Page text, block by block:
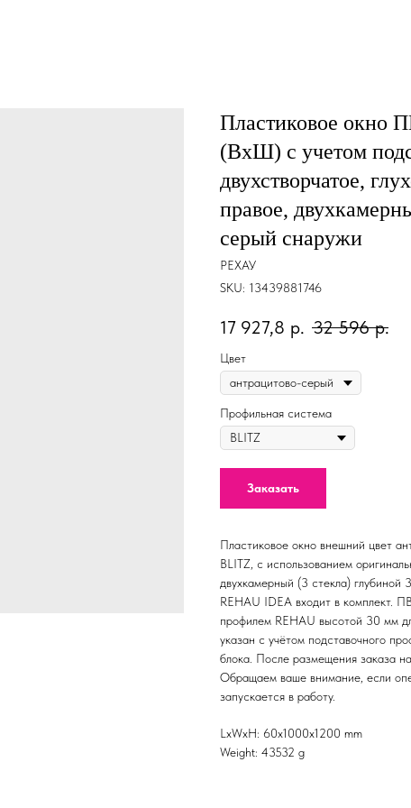
Пластиковое окно
(ВхШ) с учетом
двухстворчатое,
правое,
серый снаружи
РЕХАУ
SKU: 13439881746
17 927,8 р. 32 596 р.
Цвет
Профильная система
Заказать
Пластиковое окно внешний цвет
BLITZ, с использованием
двухкамерный (3 стекла) глубиной
REHAU IDEA входит в комплект.
профилем REHAU высотой 30 мм
указан c учётом подставочного
блока. После размещения заказа
Обращаем ваше внимание, если
запускается в работу.
LxWxH: 60x1000x1200 mm
Weight: 43532 g